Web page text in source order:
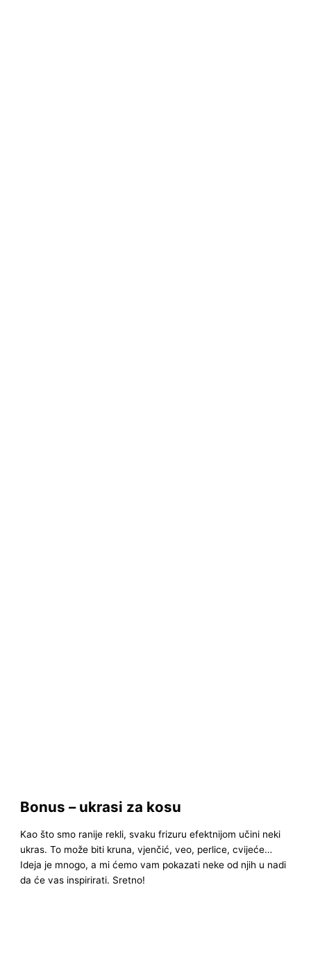
Bonus – ukrasi za kosu
Kao što smo ranije rekli, svaku frizuru efektnijom učini neki
ukras. To može biti kruna, vjenčić, veo, perlice, cvijeće…
Ideja je mnogo, a mi ćemo vam pokazati neke od njih u nadi
da će vas inspirirati. Sretno!